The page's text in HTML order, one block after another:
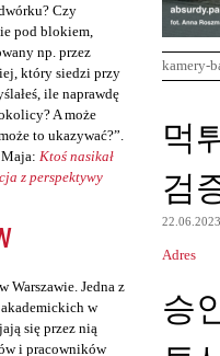
Czy
pod blokiem,
np. przez
który siedzi przy
ile naprawdę
A może
to ukazywać?”.
Ktoś nasikał
z perspektywy
Warszawie. Jedna z
w
się przez nią
i pracowników
kamery-
K
o
m
e
n
a
r
먹
검
22.06.2023
Adres
승